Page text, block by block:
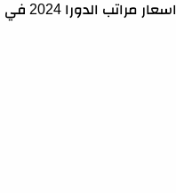
اسعار مراتب الدورا 2024 في مصر